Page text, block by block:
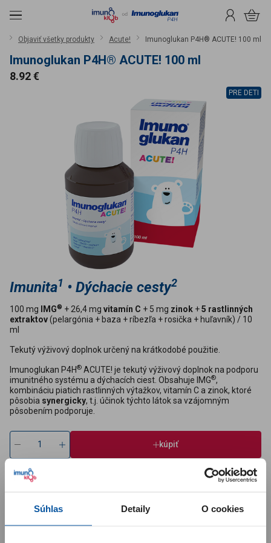
Súhlas Detaily O cookies
na obsah
Menu Prihlásenie
Košík
Objaviť všetky produkty Acute! Imunoglukan P4H® ACUTE! 100 ml
Imunoglukan P4H® ACUTE! 100 ml
PRE DETI
Cena
8.92 €
Imunita1 • Dýchacie cesty2
100 mg IMG® + 26,4 mg vitamín C + 5 mg zinok +5 rastlinných
extraktov(pelargónia + baza + ríbezľa + rosička + huľavník) / 10
ml
Tekutý výživový doplnok určený na krátkodobé použitie.
Imunoglukan P4H® ACUTE! je tekutý výživový doplnok na podporu
imunitného systému a dýchacích ciest. Obsahuje IMG®,
kombináciu piatich rastlinných výtažkov, vitamín C a zinok, ktoré
pôsobia synergicky, t.j. účinok týchto látok sa vzájomným
pôsobením podporuje.
kúpiť
Za kúpu tohto produktu
Poštovné pri kúpe 3 produktov
ÚČINKY